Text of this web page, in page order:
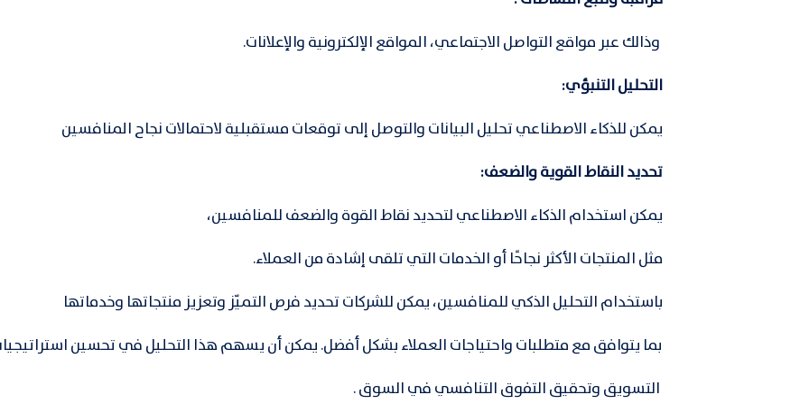
وذالك عبر مواقع التواصل الاجتماعي، المواقع الإلكترونية والإعلانات.
التحليل التنبؤي:
يمكن للذكاء الاصطناعي تحليل البيانات والتوصل إلى توقعات مستقبلية لاحتمالات نجاح المنافسين
تحديد النقاط القوية والضعف:
يمكن استخدام الذكاء الاصطناعي لتحديد نقاط القوة والضعف للمنافسين،
مثل المنتجات الأكثر نجاحًا أو الخدمات التي تلقى إشادة من العملاء.
باستخدام التحليل الذكي للمنافسين، يمكن للشركات تحديد فرص التميّز وتعزيز منتجاتها وخدماتها
بما يتوافق مع متطلبات واحتياجات العملاء بشكل أفضل. يمكن أن يسهم هذا التحليل في تحسين
التسويق وتحقيق التفوق التنافسي في السوق .